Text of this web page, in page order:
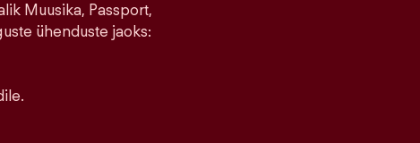
Muusika, Passport,
ühenduste jaoks: